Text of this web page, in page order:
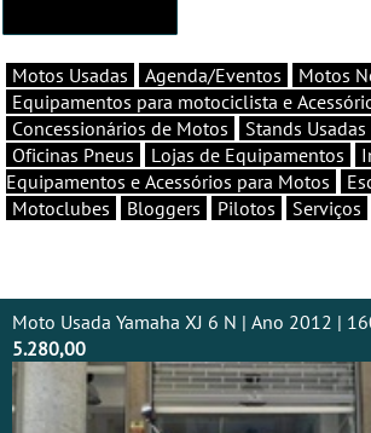
Motos Usadas Agenda/Eventos
Motos
Equipamentos para motociclista e
Concessionários de Motos
Stands Usadas
Oficinas Pneus
Lojas de Equipamentos
Equipamentos e Acessórios para Motos
Motoclubes
Bloggers Pilotos Serviços
Moto Usada Yamaha XJ 6 N | Ano 2012 |
5.280,00